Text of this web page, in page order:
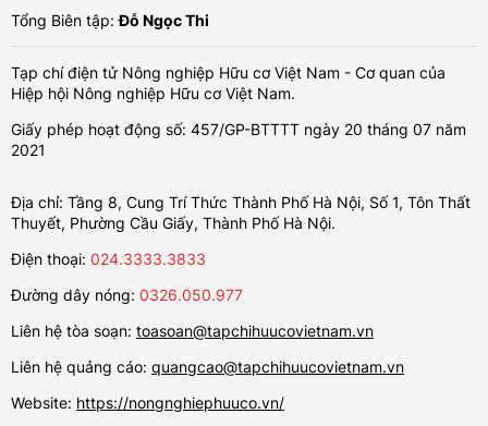
Tổng Biên tập:Đỗ Ngọc Thi
Tạp chí điện tử Nông nghiệp Hữu cơ Việt Nam - Cơ quan của
Hiệp hội Nông nghiệp Hữu cơ Việt Nam.
Giấy phép hoạt động số: 457/GP-BTTTT ngày 20 tháng 07 năm
2021
Địa chỉ: Tầng 8, Cung Trí Thức Thành Phố Hà Nội, Số 1, Tôn Thất
Thuyết, Phường Cầu Giấy, Thành Phố Hà Nội.
Điện thoại: 024.3333.3833
Đường dây nóng: 0326.050.977
Liên hệ tòa soạn: toasoan@tapchihuucovietnam.vn
Liên hệ quảng cáo: quangcao@tapchihuucovietnam.vn
Website: https://nongnghiephuuco.vn/